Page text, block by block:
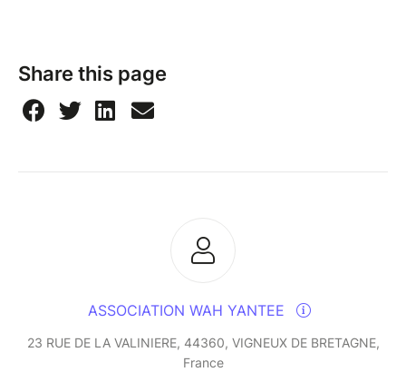
Share this page
ASSOCIATION WAH YANTEE
23 RUE DE LA VALINIERE, 44360, VIGNEUX DE BRETAGNE,
France